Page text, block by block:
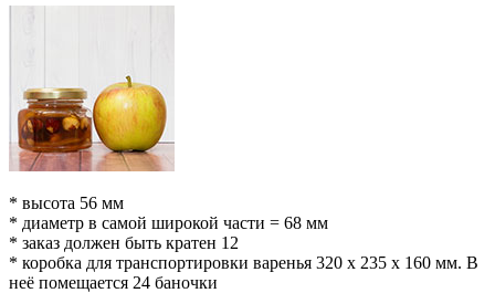
* высота 56 мм
* диаметр в самой широкой части = 68 мм
* заказ должен быть кратен 12
* коробка для транспортировки варенья 320 х 235 х 160 мм. В
неё помещается 24 баночки